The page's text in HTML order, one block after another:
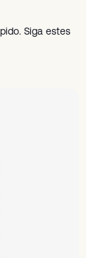
Siga estes